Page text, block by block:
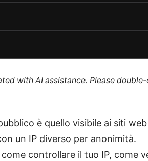
with AI assistance. Please
è quello visibile ai siti
un IP diverso per anonimità.
controllare il tuo IP, come